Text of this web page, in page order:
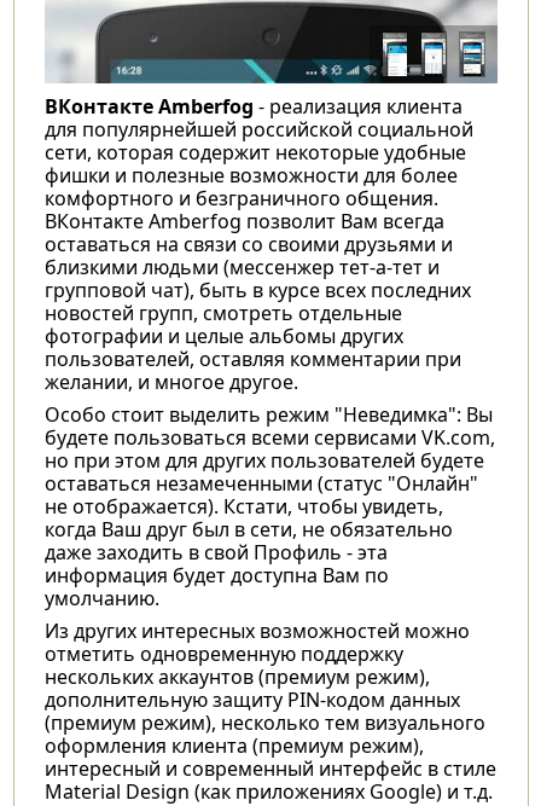
ВКонтакте Amberfog - реализация клиента
для популярнейшей российской социальной
сети, которая содержит некоторые удобные
фишки и полезные возможности для более
комфортного и безграничного общения.
ВКонтакте Amberfog позволит Вам всегда
оставаться на связи со своими друзьями и
близкими людьми (мессенжер тет-а-тет и
групповой чат), быть в курсе всех последних
новостей групп, смотреть отдельные
фотографии и целые альбомы других
пользователей, оставляя комментарии при
желании, и многое другое.
Особо стоит выделить режим "Неведимка": Вы
будете пользоваться всеми сервисами VK.com,
но при этом для других пользователей будете
оставаться незамеченными (статус "Онлайн"
не отображается). Кстати, чтобы увидеть,
когда Ваш друг был в сети, не обязательно
даже заходить в свой Профиль - эта
информация будет доступна Вам по
умолчанию.
Из других интересных возможностей можно
отметить одновременную поддержку
нескольких аккаунтов (премиум режим),
дополнительную защиту PIN-кодом данных
(премиум режим), несколько тем визуального
оформления клиента (премиум режим),
интересный и современный интерфейс в стиле
Material Design (как приложениях Google) и т.д.